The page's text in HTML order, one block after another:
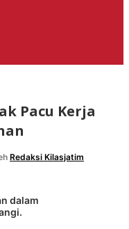
Pacu Kerja
Redaksi Kilasjatim
dalam